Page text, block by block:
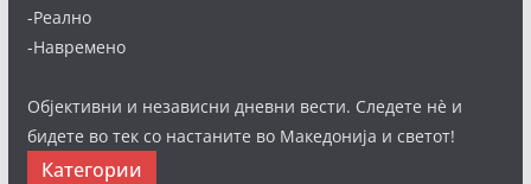
-Реално
-Навремено
Објективни и независни дневни вести. Следете нè и
бидете во тек со настаните во Македонија и светот!
Категории